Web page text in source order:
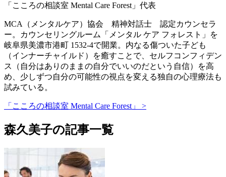
「こころの相談室 Mental Care Forest」代表
MCA（メンタルケア）協会 精神対話士 認定カウンセラ
ー。カウンセリングルーム「メンタル ケア フォレスト」を
岐阜県美濃市港町 1532-4で開業。内なる傷ついた子ども
（インナーチャイルド）を癒すことで、セルフコンフィデン
ス（自分はありのままの自分でいいのだという自信）を高
め、少しずつ自分の可能性の視点を変える独自の心理療法も
試みている。
「こころの相談室 Mental Care Forest」 >
森久美子の記事一覧